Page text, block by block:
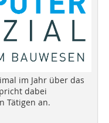
im Jahr über das
dabei
Tätigen an.